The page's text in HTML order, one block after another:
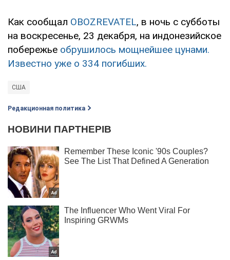
Как сообщал OBOZREVATEL, в ночь с субботы
на воскресенье, 23 декабря, на индонезийское
побережье обрушилось мощнейшее цунами.
Известно уже о 334 погибших.
США
Редакционная политика